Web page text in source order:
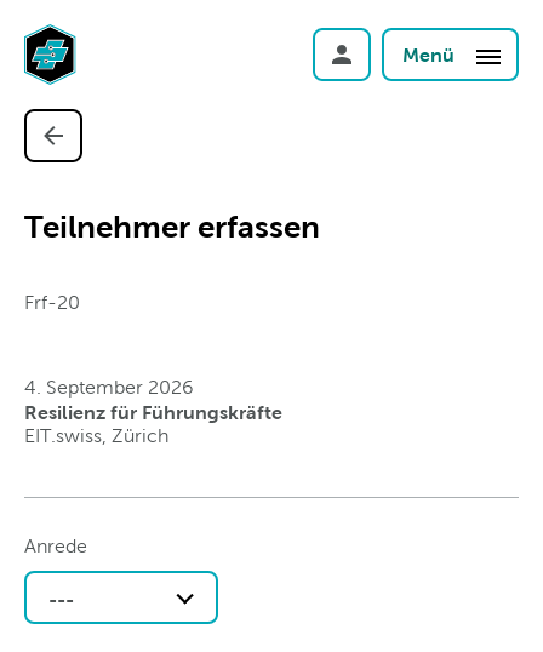
Menü
Teilnehmer erfassen
Frf-20
4. September 2026
Resilienz für Führungskräfte
EIT.swiss, Zürich
Anrede
---